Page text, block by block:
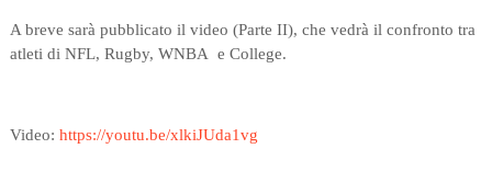
A breve sarà pubblicato il video (Parte II), che vedrà il confronto tra
atleti di NFL, Rugby, WNBA e College.
Video: https://youtu.be/xlkiJUda1vg